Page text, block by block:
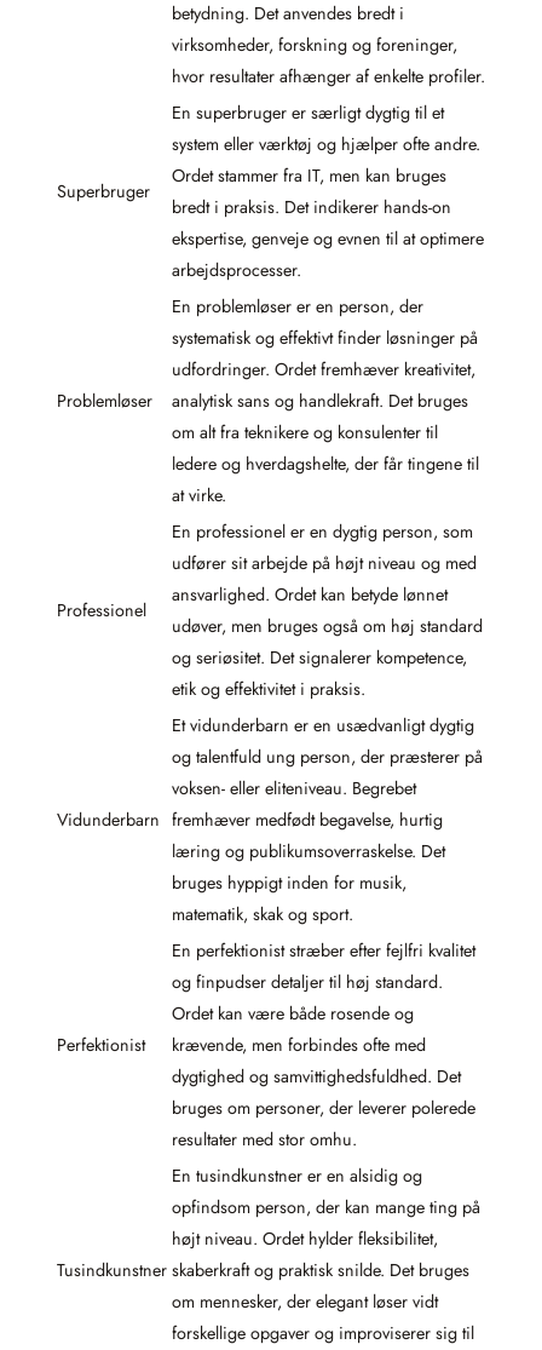
betydning. Det anvendes bredt i
virksomheder, forskning og foreninger,
hvor resultater afhænger af enkelte profiler.
Superbruger
En superbruger er særligt dygtig til et
system eller værktøj og hjælper ofte andre.
Ordet stammer fra IT, men kan bruges
bredt i praksis. Det indikerer hands-on
ekspertise, genveje og evnen til at optimere
arbejdsprocesser.
Problemløser
En problemløser er en person, der
systematisk og effektivt finder løsninger på
udfordringer. Ordet fremhæver kreativitet,
analytisk sans og handlekraft. Det bruges
om alt fra teknikere og konsulenter til
ledere og hverdagshelte, der får tingene til
at virke.
Professionel
En professionel er en dygtig person, som
udfører sit arbejde på højt niveau og med
ansvarlighed. Ordet kan betyde lønnet
udøver, men bruges også om høj standard
og seriøsitet. Det signalerer kompetence,
etik og effektivitet i praksis.
Vidunderbarn
Et vidunderbarn er en usædvanligt dygtig
og talentfuld ung person, der præsterer på
voksen- eller eliteniveau. Begrebet
fremhæver medfødt begavelse, hurtig
læring og publikumsoverraskelse. Det
bruges hyppigt inden for musik,
matematik, skak og sport.
Perfektionist
En perfektionist stræber efter fejlfri kvalitet
og finpudser detaljer til høj standard.
Ordet kan være både rosende og
krævende, men forbindes ofte med
dygtighed og samvittighedsfuldhed. Det
bruges om personer, der leverer polerede
resultater med stor omhu.
Tusindkunstner
En tusindkunstner er en alsidig og
opfindsom person, der kan mange ting på
højt niveau. Ordet hylder fleksibilitet,
skaberkraft og praktisk snilde. Det bruges
om mennesker, der elegant løser vidt
forskellige opgaver og improviserer sig til